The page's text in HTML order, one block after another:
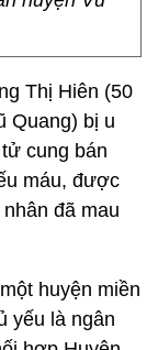
Thị Hiên (50
Quang) bị u
cung bán
máu, được
đã mau
huyện miền
yếu là ngân